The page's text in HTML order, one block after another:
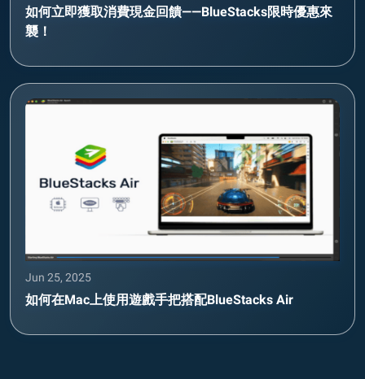
如何立即獲取消費現金回饋——BlueStacks限時優惠來
襲！
Jun 25, 2025
如何在Mac上使用遊戲手把搭配BlueStacks Air